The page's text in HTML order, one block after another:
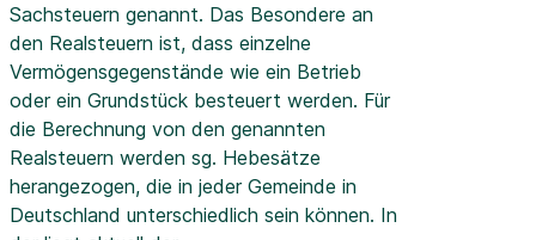
Sachsteuern genannt. Das Besondere an
den Realsteuern ist, dass einzelne
Vermögensgegenstände wie ein Betrieb
oder ein Grundstück besteuert werden. Für
die Berechnung von den genannten
Realsteuern werden sg. Hebesätze
herangezogen, die in jeder Gemeinde in
Deutschland unterschiedlich sein können. In